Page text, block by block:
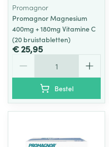
Promagnor
Promagnor Magnesium
400mg + 180mg Vitamine C
(20 bruistabletten)
€ 25,95
Bestel